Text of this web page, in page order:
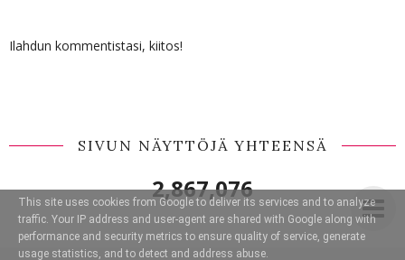
Ilahdun kommentistasi, kiitos!
SIVUN NÄYTTÖJÄ YHTEENSÄ
2,867,076
This site uses cookies from Google to deliver its services and to analyze
traffic. Your IP address and user-agent are shared with Google along with
performance and security metrics to ensure quality of service, generate
usage statistics, and to detect and address abuse.